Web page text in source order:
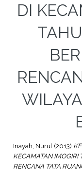
DI
Inayah, Nurul(2013)
KECAMATAN
RENCANA TATA